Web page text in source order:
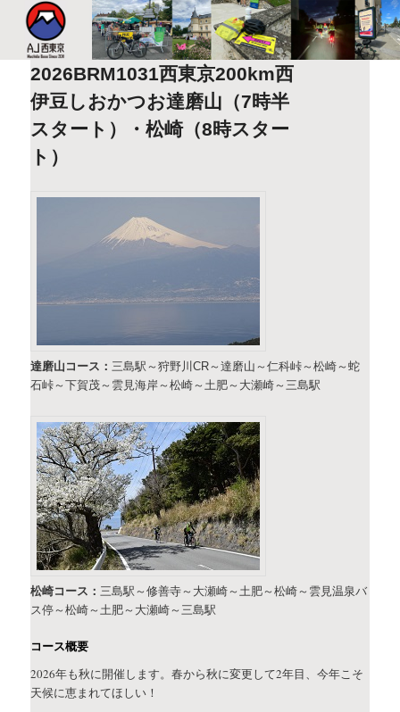
AJ西東京
このサイトは、オダックスジャパン西東京主催のブルベ情報を発信していま
す。XServer
2026BRM1031西東京200km西
伊豆しおかつお達磨山（7時半
スタート）・松崎（8時スター
ト）
達磨山コース：三島駅～狩野川CR～達磨山～仁科峠～松崎～蛇
石峠～下賀茂～雲見海岸～松崎～土肥～大瀬崎～三島駅
松崎コース：三島駅～修善寺～大瀬崎～土肥～松崎～雲見温泉バ
ス停～松崎～土肥～大瀬崎～三島駅
コース概要
2026年も秋に開催します。春から秋に変更して2年目、今年こそ
天候に恵まれてほしい！